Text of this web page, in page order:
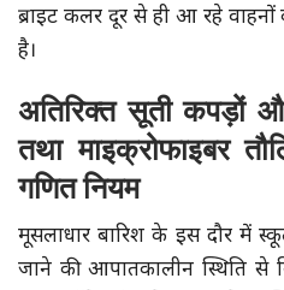
ब्राइट कलर दूर से ही आ रहे
है।
अतिरिक्त सूती कपड़ों
तथा माइक्रोफाइबर
गणित नियम
मूसलाधार बारिश के इस दौर में
जाने की आपातकालीन स्थिति